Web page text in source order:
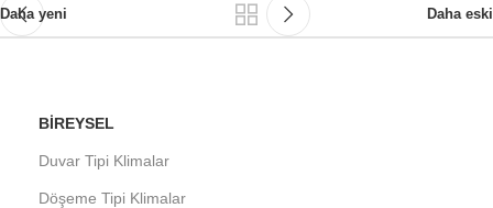
Daha yeni Daha eski
BIREYSEL
Duvar Tipi Klimalar
Döşeme Tipi Klimalar